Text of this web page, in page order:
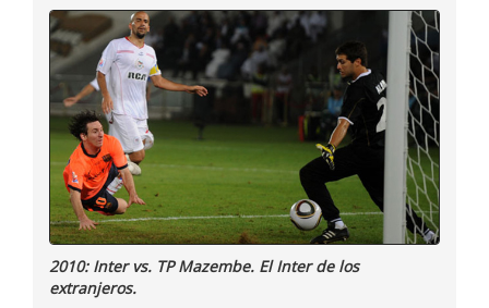
2010: Inter vs. TP Mazembe. El Inter de los
extranjeros.